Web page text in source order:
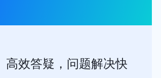
高效答疑，问题解决快